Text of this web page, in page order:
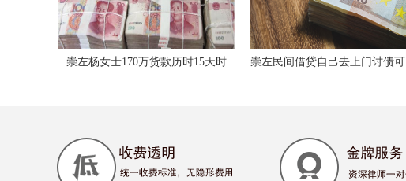
崇左杨女士170万货款历时15天时 崇左民间借贷自己去上门讨债可以吗